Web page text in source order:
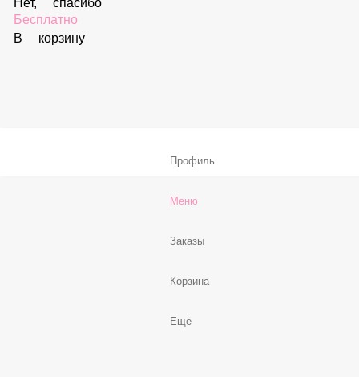
Соус «Ореховый»
59 ₽
В корзину
Профиль